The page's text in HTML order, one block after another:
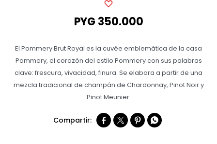
PYG 350.000
El Pommery Brut Royal es la cuvée emblemática de la casa
Pommery, el corazón del estilo Pommery con sus palabras
clave: frescura, vivacidad, finura. Se elabora a partir de una
mezcla tradicional de champán de Chardonnay, Pinot Noir y
Pinot Meunier.
   
Bebidas sin alcohol
Alimentos
Accesorios y regalos